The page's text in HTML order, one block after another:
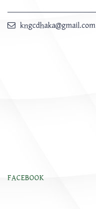
kngcdhaka@gmail.com
FACEBOOK